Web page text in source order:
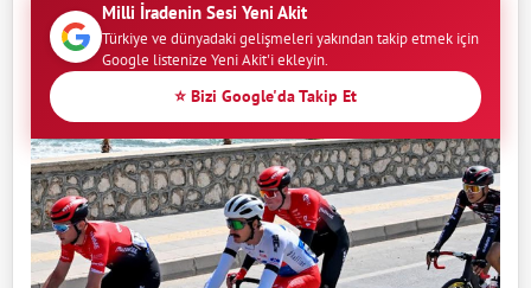
Milli İradenin Sesi Yeni Akit
Türkiye ve dünyadaki gelişmeleri yakından takip etmek için
Google listenize Yeni Akit'i ekleyin.
⭐ Bizi Google'da Takip Et